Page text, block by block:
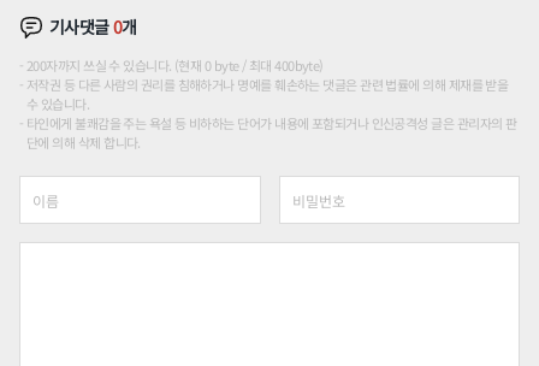
기사댓글0개
200자까지 쓰실 수 있습니다. (현재 0 byte / 최대 400byte)
저작권 등 다른 사람의 권리를 침해하거나 명예를 훼손하는 댓글은 관련 법률에 의해 제재를 받을
수 있습니다.
타인에게 불쾌감을 주는 욕설 등 비하하는 단어가 내용에 포함되거나 인신공격성 글은 관리자의 판
단에 의해 삭제 합니다.